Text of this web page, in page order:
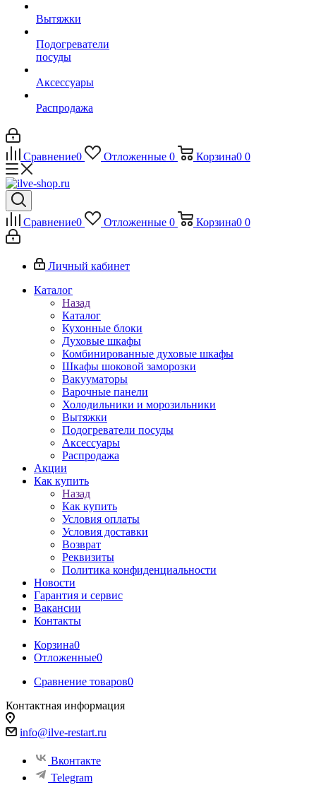
Вытяжки
Подогреватели
посуды
Аксессуары
Распродажа
Сравнение0 Отложенные 0 Корзина0 0
Сравнение0 Отложенные 0 Корзина0 0
Личный кабинет
Каталог
Назад
Каталог
Кухонные блоки
Духовые шкафы
Комбинированные духовые шкафы
Шкафы шоковой заморозки
Вакууматоры
Варочные панели
Холодильники и морозильники
Вытяжки
Подогреватели посуды
Аксессуары
Распродажа
Акции
Как купить
Назад
Как купить
Условия оплаты
Условия доставки
Возврат
Реквизиты
Политика конфиденциальности
Новости
Гарантия и сервис
Вакансии
Контакты
Корзина0
Отложенные0
Сравнение товаров0
Контактная информация
info@ilve-restart.ru
Вконтакте
Telegram